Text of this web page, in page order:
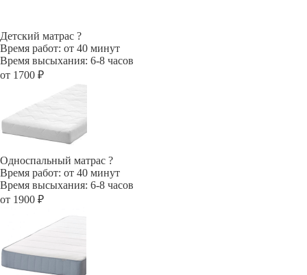
Детский матрас ?
Время работ: от 40 минут
Время высыхания: 6-8 часов
от 1700 ₽
Односпальный матрас ?
Время работ: от 40 минут
Время высыхания: 6-8 часов
от 1900 ₽